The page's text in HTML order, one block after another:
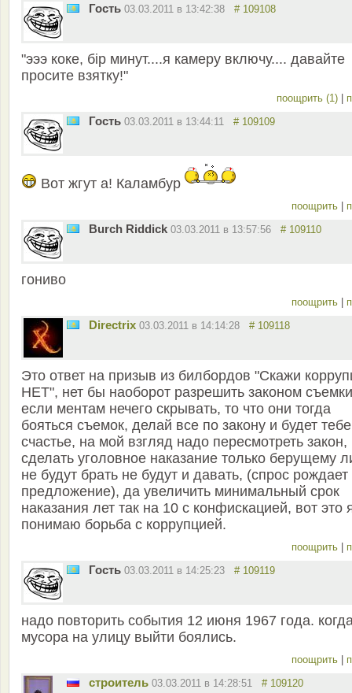
Гость 03.03.2011 в 13:42:38 # 109108
"эээ коке, бiр минут....я камеру включу.... давайте
просите взятку!"
поощрить (1)
Гость 03.03.2011 в 13:44:11 # 109109
Вот жгут а! Каламбур
поощрить
Burch Riddick 03.03.2011 в 13:57:56 # 109110
гониво
поощрить
Directrix 03.03.2011 в 14:14:28 # 109118
Это ответ на призыв из билбордов "Скажи
НЕТ", нет бы наоборот разрешить законом
если ментам нечего скрывать, то что они тогда
бояться съемок, делай все по закону и будет тебе
счастье, на мой взгляд надо пересмотреть закон,
сделать уголовное наказание только берущему
не будут брать не будут и давать, (спрос рождает
предложение), да увеличить минимальный срок
наказания лет так на 10 с конфискацией, вот это
понимаю борьба с коррупцией.
поощрить
Гость 03.03.2011 в 14:25:23 # 109119
надо повторить события 12 июня 1967 года.
мусора на улицу выйти боялись.
поощрить
строитель 03.03.2011 в 14:28:51 # 109120